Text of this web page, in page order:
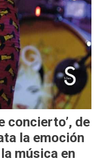
concierto’, de
la emoción
música en